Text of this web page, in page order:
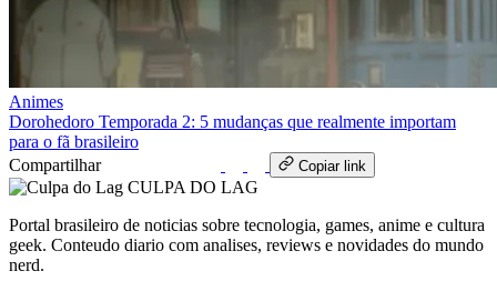
Animes
Dorohedoro Temporada 2: 5 mudanças que realmente importam
para o fã brasileiro
Compartilhar
Copiar link
CULPA DO LAG
Portal brasileiro de noticias sobre tecnologia, games, anime e cultura
geek. Conteudo diario com analises, reviews e novidades do mundo
nerd.